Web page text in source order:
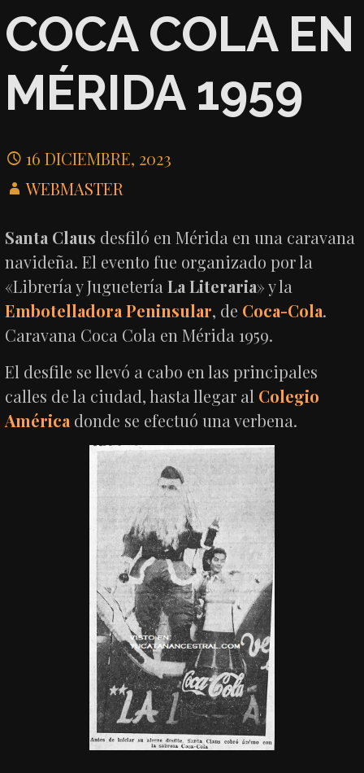
COCA COLA EN
MÉRIDA 1959
16 DICIEMBRE, 2023
WEBMASTER
Santa Claus desfiló en Mérida en una caravana
navideña. El evento fue organizado por la
«Librería y JugueteríaLa Literaria» y la
Embotelladora Peninsular, de Coca-Cola.
Caravana Coca Cola en Mérida 1959.
El desfile se llevó a cabo en las principales
calles de la ciudad, hasta llegar al Colegio
América donde se efectuó una verbena.